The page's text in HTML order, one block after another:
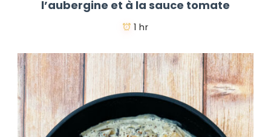
l’aubergine et à la sauce tomate
1 hr